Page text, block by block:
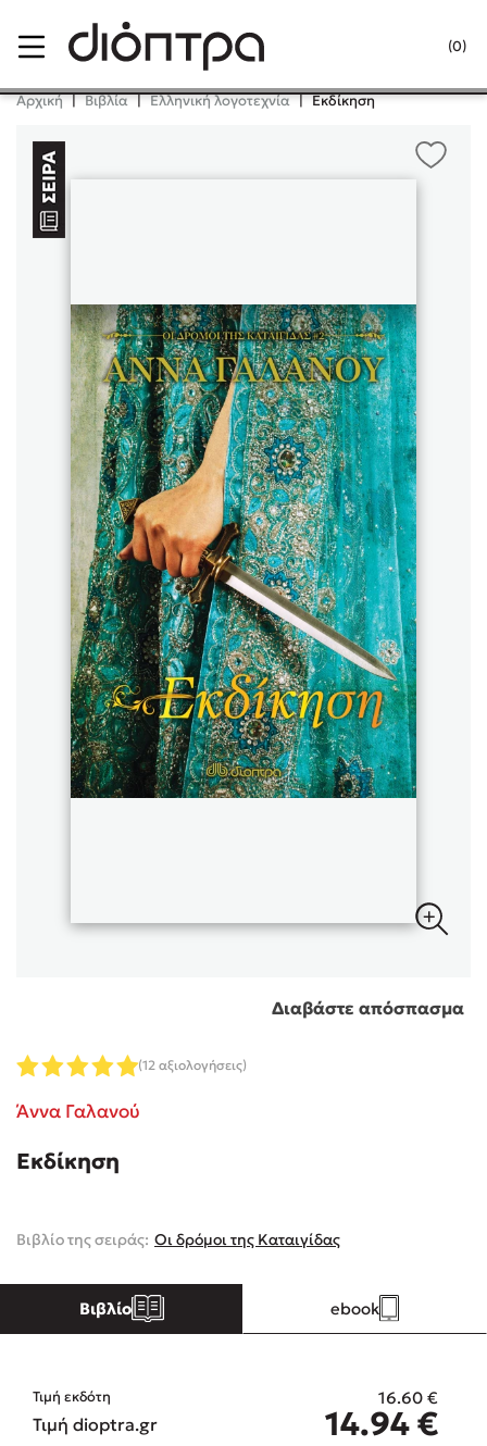
(0)
Κλείσιμο
Δημοφιλή Βιβλία
Χάρης Πολίτης
Καθρέφτης
Sebastian Fitzek
Playlist
Το λιμάνι μου είσαι εσύ
Ιωάννης Γλωσσόπουλος
Ένας γίγαντας στο σχολείο
Αρχική | Βιβλία | Ελληνική λογοτεχνία | Εκδίκηση
Διαβάστε απόσπασμα
(12 αξιολογήσεις)
Άννα Γαλανού
Εκδίκηση
Βιβλίο της σειράς: Οι δρόμοι της Καταιγίδας
Βιβλίο ebook
Τιμή εκδότη 16.60 €
Τιμή dioptra.gr 14.94€